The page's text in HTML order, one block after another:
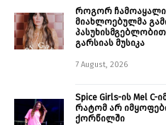
როგორ
მიახლოებულმა
პასუხისმგებლობით
გარსიას მუსიკა
7 August, 2026
Spice Girls-ის Mel
რატომ არ
ქორწილში